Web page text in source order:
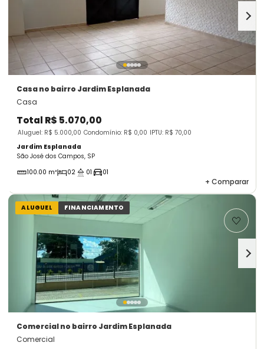
Casano bairro Jardim Esplanada
Casa
Total R$ 5.070,00
Aluguel: R$ 5.000,00 Condomínio: R$ 0,00 IPTU: R$ 70,00
Jardim Esplanada
São José dos Campos, SP
100.00 m²
02 01 01
+ Comparar
ALUGUEL FINANCIAMENTO
Comercialno bairro Jardim Esplanada
Comercial